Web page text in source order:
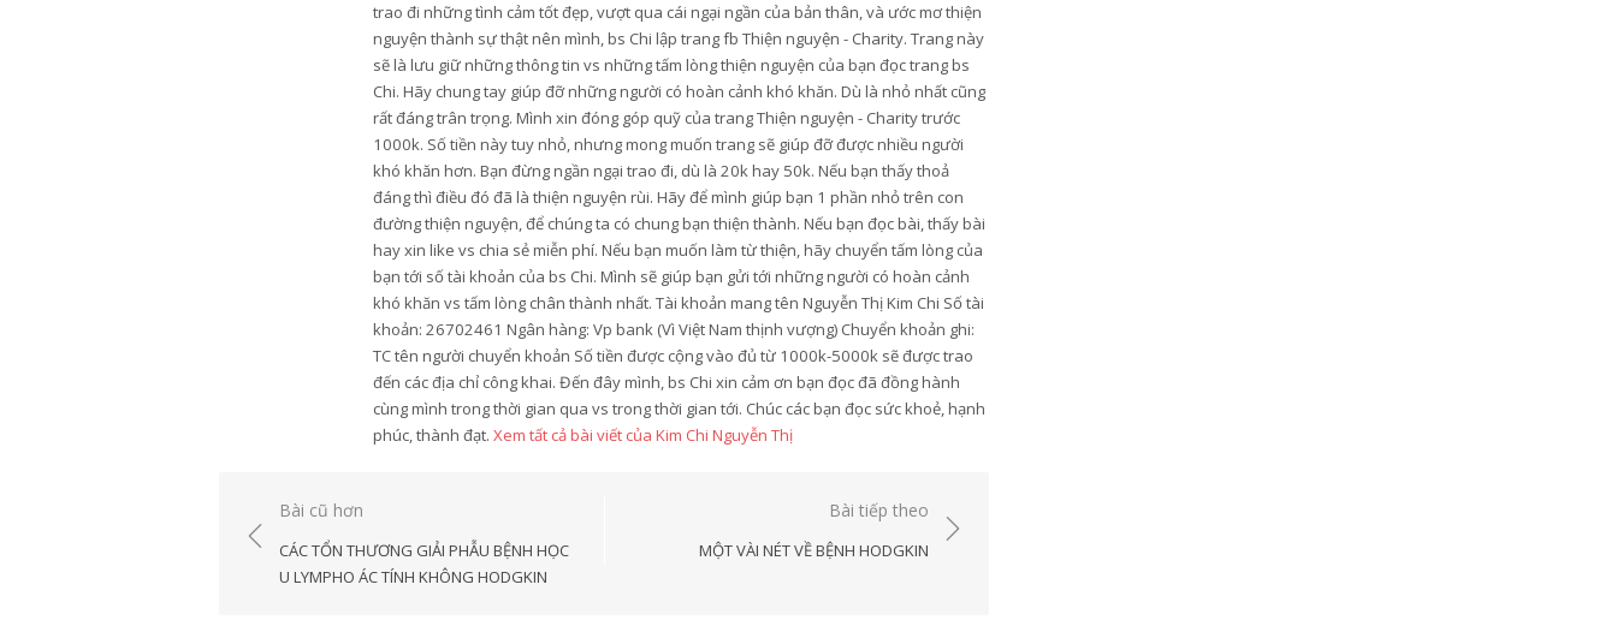
trao đi những tình cảm tốt đẹp, vượt qua cái ngại ngần của bản thân, và ước mơ thiện
nguyện thành sự thật nên mình, bs Chi lập trang fb Thiện nguyện - Charity. Trang này
sẽ là lưu giữ những thông tin vs những tấm lòng thiện nguyện của bạn đọc trang bs
Chi. Hãy chung tay giúp đỡ những người có hoàn cảnh khó khăn. Dù là nhỏ nhất cũng
rất đáng trân trọng. Mình xin đóng góp quỹ của trang Thiện nguyện - Charity trước
1000k. Số tiền này tuy nhỏ, nhưng mong muốn trang sẽ giúp đỡ được nhiều người
khó khăn hơn. Bạn đừng ngần ngại trao đi, dù là 20k hay 50k. Nếu bạn thấy thoả
đáng thì điều đó đã là thiện nguyện rùi. Hãy để mình giúp bạn 1 phần nhỏ trên con
đường thiện nguyện, để chúng ta có chung bạn thiện thành. Nếu bạn đọc bài, thấy bài
hay xin like vs chia sẻ miễn phí. Nếu bạn muốn làm từ thiện, hãy chuyển tấm lòng của
bạn tới số tài khoản của bs Chi. Mình sẽ giúp bạn gửi tới những người có hoàn cảnh
khó khăn vs tấm lòng chân thành nhất. Tài khoản mang tên Nguyễn Thị Kim Chi Số tài
khoản: 26702461 Ngân hàng: Vp bank (Vì Việt Nam thịnh vượng) Chuyển khoản ghi:
TC tên người chuyển khoản Số tiền được cộng vào đủ từ 1000k-5000k sẽ được trao
đến các địa chỉ công khai. Đến đây mình, bs Chi xin cảm ơn bạn đọc đã đồng hành
cùng mình trong thời gian qua vs trong thời gian tới. Chúc các bạn đọc sức khoẻ, hạnh
phúc, thành đạt. Xem tất cả bài viết của Kim Chi Nguyễn Thị
Điều
hướng
Bài cũ hơn
CÁC TỔN THƯƠNG GIẢI PHẪU BỆNH HỌC
U LYMPHO ÁC TÍNH KHÔNG HODGKIN
Bài tiếp theo
MỘT VÀI NÉT VỀ BỆNH HODGKIN